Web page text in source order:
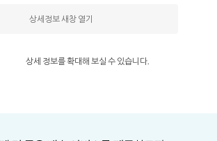
상세정보 새창 열기
상세 정보를 확대해 보실 수 있습니다.